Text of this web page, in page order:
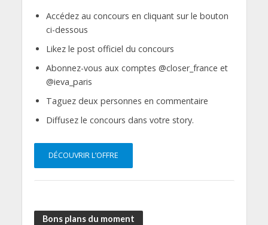
Accédez au concours en cliquant sur le bouton
ci-dessous
Likez le post officiel du concours
Abonnez-vous aux comptes @closer_france et
@ieva_paris
Taguez deux personnes en commentaire
Diffusez le concours dans votre story.
DÉCOUVRIR L’OFFRE
Bons plans du moment